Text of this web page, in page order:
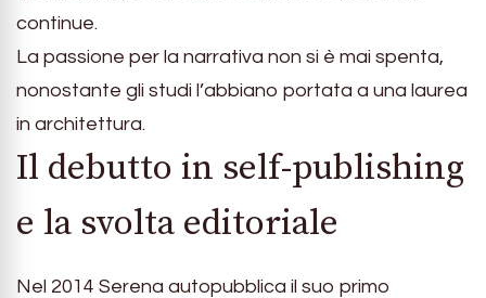
continue.
La passione per la narrativa non si è mai spenta,
nonostante gli studi l’abbiano portata a una laurea
in architettura.
Il debutto in self-publishing
e la svolta editoriale
Nel 2014 Serena autopubblica il suo primo